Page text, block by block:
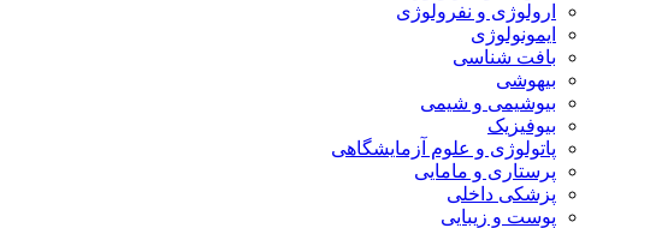
ارولوژی و نفرولوژی
ایمونولوژی
بافت شناسی
بیهوشی
بیوشیمی و شیمی
بیوفیزیک
پاتولوژی و علوم آزمایشگاهی
پرستاری و مامایی
پزشکی داخلی
پوست و زیبایی